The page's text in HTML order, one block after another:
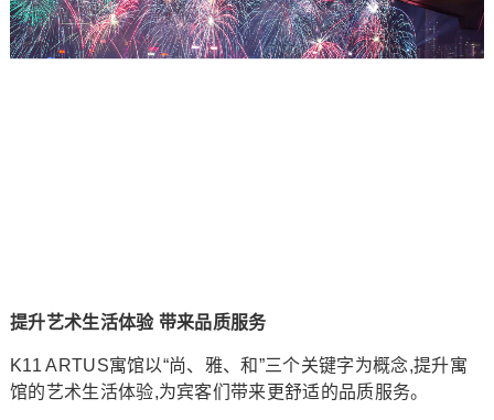
提升艺术生活体验 带来品质服务
K11 ARTUS寓馆以“尚、雅、和”三个关键字为概念,提升寓
馆的艺术生活体验,为宾客们带来更舒适的品质服务。